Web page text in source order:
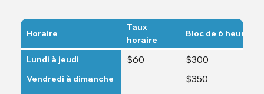
Horaire
Taux
horaire
Bloc de 6 heures
Lundi à jeudi $60 $300
Vendredi à dimanche $350